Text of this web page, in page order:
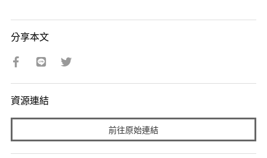
分享本文
資源連結
前往原始連結